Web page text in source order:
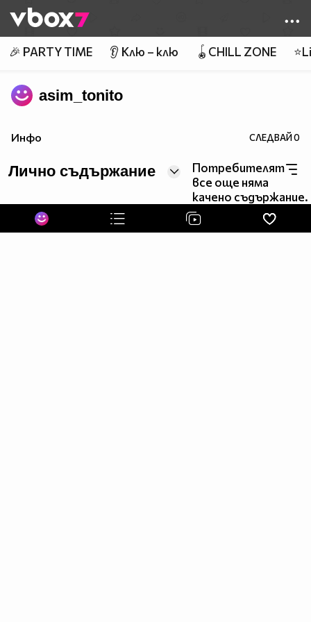
👾
🎉 PARTY TIME 👂 Клю – клю 🪀CHILL ZONE
asim_tonito
Инфо СЛЕДВАЙ0
Лично съдържание
Потребителят
все още няма
качено съдържание.